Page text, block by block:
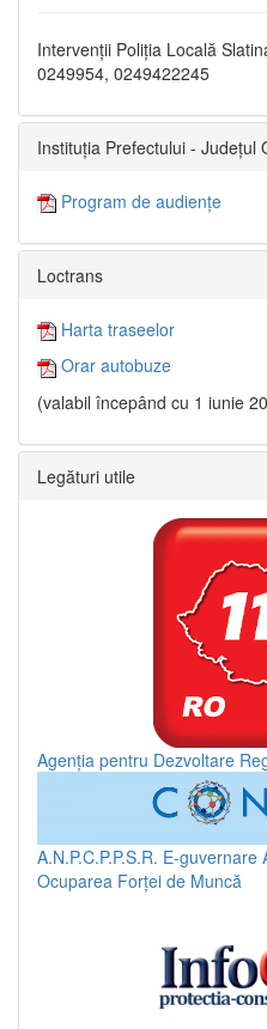
Intervenții Poliția Locală
0249954, 0249422245
Instituția Prefectului - Județul
Program de audiențe
Loctrans
Harta traseelor
Orar autobuze
(valabil începând cu 1 iunie
Legături utile
Agenția pentru Dezvoltare
A.N.P.C.P.P.S.R. E-guvernare
Ocuparea Forței de Muncă